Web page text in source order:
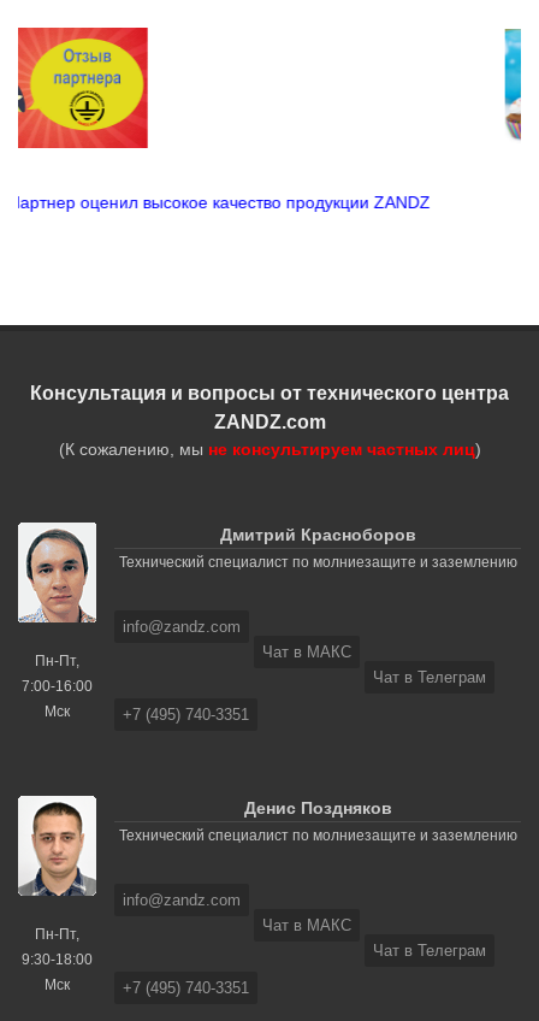
ZANDZ ZANDZ 15 лет!
Консультация и вопросы от технического центра
ZANDZ.com
(К сожалению, мы не консультируем частных лиц)
Пн-Пт,
7:00-16:00
Мск
Дмитрий Красноборов
Технический специалист по молниезащите и заземлению
info@zandz.com
Чат в МАКС
Чат в Телеграм
+7 (495) 740-3351
Пн-Пт,
9:30-18:00
Мск
Денис Поздняков
Технический специалист по молниезащите и заземлению
info@zandz.com
Чат в МАКС
Чат в Телеграм
+7 (495) 740-3351